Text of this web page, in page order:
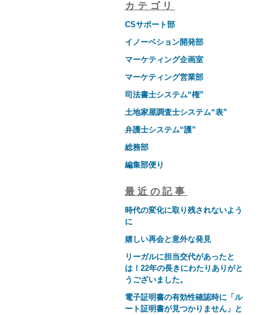
カテゴリ
CSサポート部
イノーベション開発部
マーケティング企画室
マーケティング営業部
司法書士システム“権”
土地家屋調査士システム“表”
弁護士システム“護”
総務部
編集部便り
最近の記事
時代の変化に取り残されないよう
に
嬉しい再会と意外な発見
リーガルに担当交代があったと
は！22年の長きにわたりありがと
うございました。
電子証明書の有効性確認時に「ル
ート証明書が見つかりません」と